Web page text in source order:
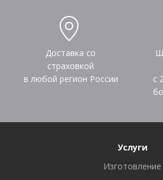
Доставка со
страховкой
в любой регион России
с
Услуги
Изготовление